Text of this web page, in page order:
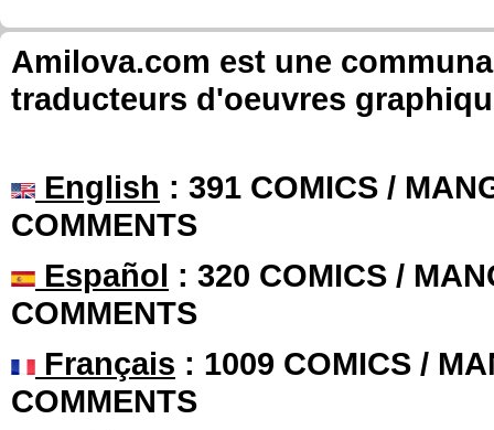
Amilova.com est une
traducteurs d'oeuvres
English : 391 COMICS /
COMMENTS
Español : 320 COMICS /
COMMENTS
Français : 1009 COMICS /
COMMENTS